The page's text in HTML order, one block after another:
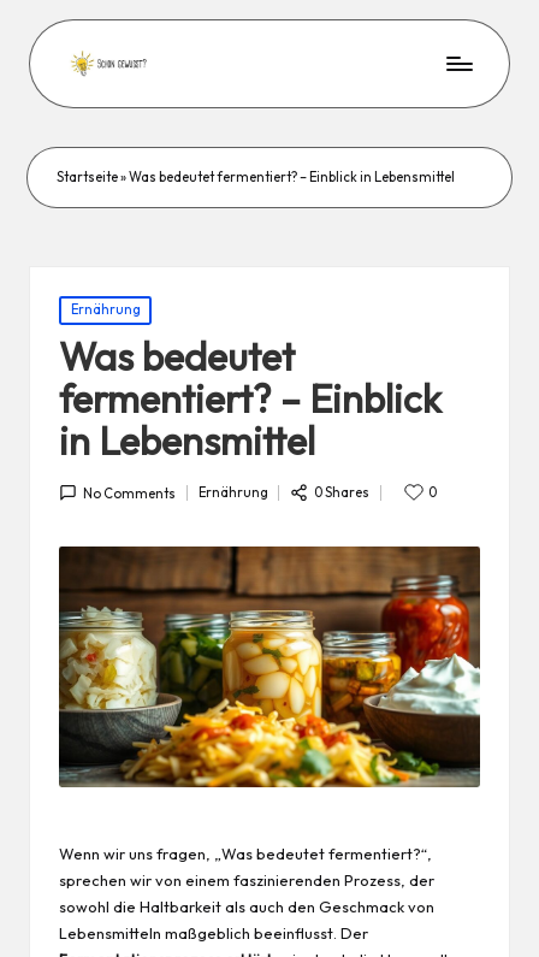
Startseite»Was bedeutet fermentiert? – Einblick in Lebensmittel
Posted
in
Ernährung
Was bedeutet
fermentiert? – Einblick
in Lebensmittel
No Comments
Posted
Ernährung 0 Shares 0
Wenn wir uns fragen, „Was bedeutet fermentiert?“,
sprechen wir von einem faszinierenden Prozess, der
sowohl die Haltbarkeit als auch den Geschmack von
Lebensmitteln maßgeblich beeinflusst. Der